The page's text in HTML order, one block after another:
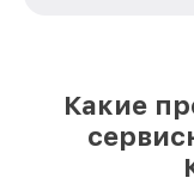
Какие